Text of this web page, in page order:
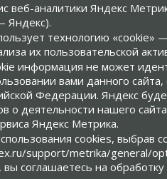
веб-аналитики Яндекс
Яндекс).
технологию
их пользовательской
информация не может
вами данного
Федерации. Яндекс
о деятельности нашего
Яндекс Метрика.
cookies, выбрав
support/metrika/general/
вы соглашаетесь на